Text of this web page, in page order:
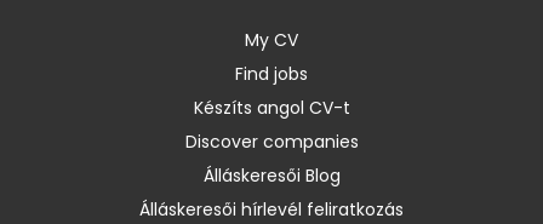
My CV
Find jobs
Készíts angol CV-t
Discover companies
Álláskeresői Blog
Álláskeresői hírlevél feliratkozás